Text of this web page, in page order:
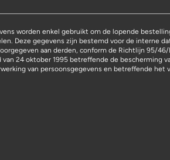
worden enkel gebruikt om de lopende
Deze gegevens zijn bestemd voor de interne
aan derden, conform de Richtlijn 95/46/
van 24 oktober 1995 betreffende de bescherming
van persoonsgegevens en betreffende het